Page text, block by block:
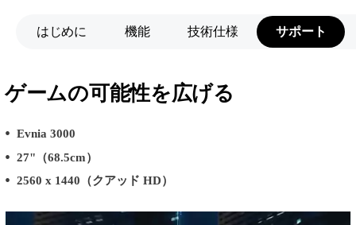
はじめに 機能 技術仕様 サポート
ゲームの可能性を広げる
Evnia 3000
27"（68.5cm）
2560 x 1440（クアッド HD）